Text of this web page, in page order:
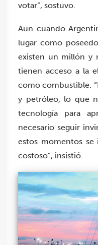
votar”, sostuvo.
Aun cuando
lugar como
existen un millón y
tienen acceso a la
como combustible.
y petróleo, lo que
tecnología para
necesario seguir
estos momentos
costoso”, insistió.